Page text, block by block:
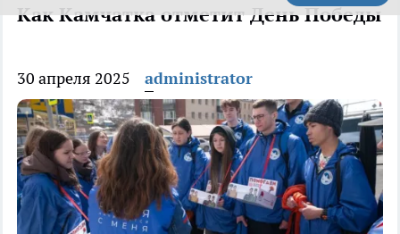
Как Камчатка отметит День Победы
30 апреля 2025 administrator